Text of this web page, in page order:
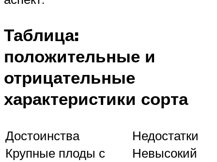
Таблица:
положительные и
отрицательные
характеристики сорта
Достоинства
Недостатки
Крупные плоды с
Невысокий